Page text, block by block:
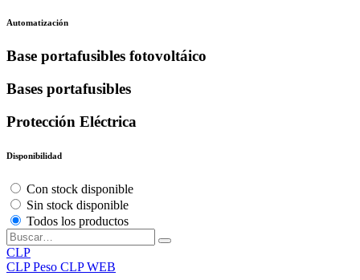
Automatización
Base portafusibles fotovoltáico
Bases portafusibles
Protección Eléctrica
Disponibilidad
Con stock disponible
Sin stock disponible
Todos los productos
CLP
CLP Peso CLP WEB